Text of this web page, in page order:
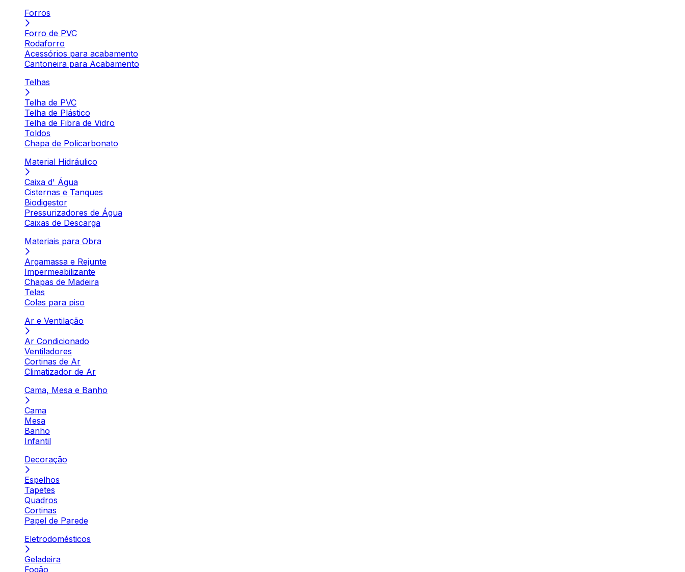
Forros
Forro de PVC
Rodaforro
Acessórios para acabamento
Cantoneira para Acabamento
Telhas
Telha de PVC
Telha de Plástico
Telha de Fibra de Vidro
Toldos
Chapa de Policarbonato
Material Hidráulico
Caixa d' Água
Cisternas e Tanques
Biodigestor
Pressurizadores de Água
Caixas de Descarga
Materiais para Obra
Argamassa e Rejunte
Impermeabilizante
Chapas de Madeira
Telas
Colas para piso
Ar e Ventilação
Ar Condicionado
Ventiladores
Cortinas de Ar
Climatizador de Ar
Cama, Mesa e Banho
Cama
Mesa
Banho
Infantil
Decoração
Espelhos
Tapetes
Quadros
Cortinas
Papel de Parede
Eletrodomésticos
Geladeira
Fogão